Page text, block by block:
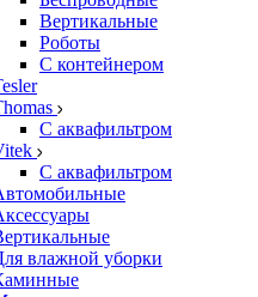
Вертикальные
Роботы
С контейнером
С аквафильтром
С аквафильтром
влажной уборки